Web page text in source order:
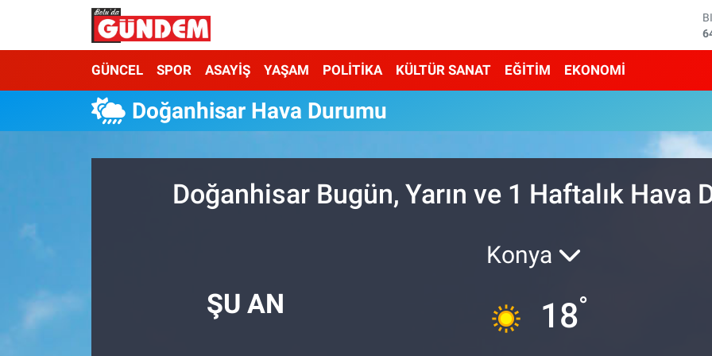
GÜNCEL SPOR ASAYİŞ YAŞAM POLİTİKA KÜLTÜR SANAT EĞİTİM EKONOMİ
Doğanhisar Hava Durumu
Doğanhisar Bugün, Yarın ve 1 Haftalık Hava
ŞU AN
Konya
18°
Merkez Nöbetçi Eczaneler
Merkez Hava Durumu
Süper Lig Puan Durumu ve Fikstür
Haber Arşivi